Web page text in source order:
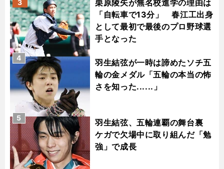
栗原陵矢が無名校進学の理由は
「自転車で13分」 春江工出身
として最初で最後のプロ野球選
手となった
3
羽生結弦が一時は諦めたソチ五
輪の金メダル「五輪の本当の怖
さを知った......」
4
羽生結弦、五輪連覇の舞台裏
ケガで欠場中に取り組んだ「勉
強」で成長
5